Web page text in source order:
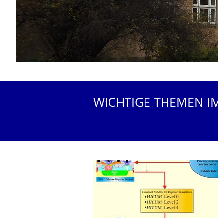
WICHTIGE THEMEN